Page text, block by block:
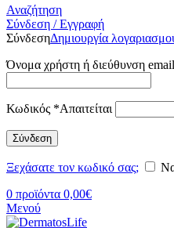
Αναζήτηση
Σύνδεση / Εγγραφή
ΣύνδεσηΔημιουργία
Όνομα χρήστη ή διεύθυνση email
Κωδικός *Απαιτείται
Σύνδεση
Ξεχάσατε τον κωδικό σας;
0 προϊόντα 0,00€
Μενού